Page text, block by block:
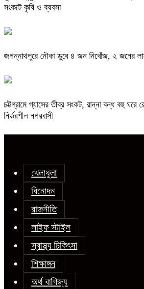
সংকটে কৃষি ও ব্যবসা
জগন্নাথপুরে নৌকা ডুবে ৪ জন নিখোঁজ, ২ জনের
চট্টগ্রামে গ্যাসের তীব্র সংকট, রান্না বন্ধ বহু ঘরে
নির্ভরশীল নগরবাসী
খেলাধুলা
বিনোদন
রাজনীতি
লাইফ স্টাইল
স্বাস্থ্য চিকিৎসা
শিক্ষাঙ্গন
অর্থ বাণিজ্য